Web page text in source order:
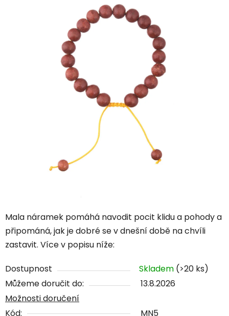
Mala náramek pomáhá navodit pocit klidu a pohody a
připománá, jak je dobré se v dnešní době na chvíli
zastavit. Více v popisu níže:
Dostupnost Skladem (>20 ks)
Můžeme doručit do:
13.8.2026
Možnosti doručení
Kód:
MN5